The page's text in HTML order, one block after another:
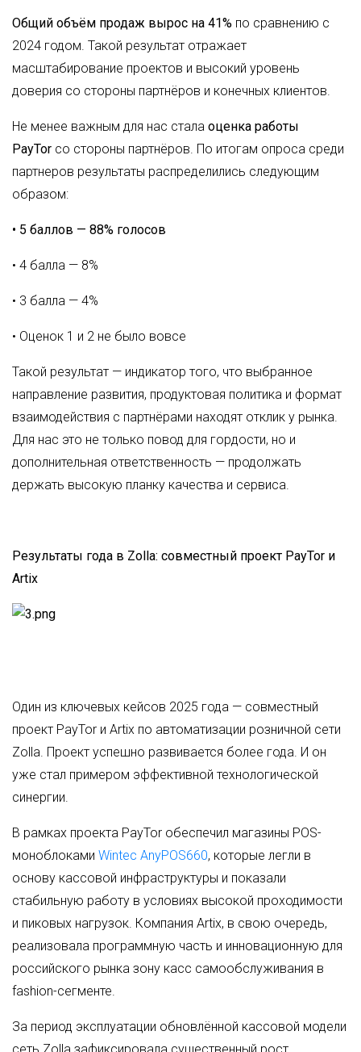
Общий объём продаж вырос на 41% по сравнению с
2024 годом. Такой результат отражает
масштабирование проектов и высокий уровень
доверия со стороны партнёров и конечных клиентов.
Не менее важным для нас стала оценка работы
PayTor со стороны партнёров. По итогам опроса среди
партнеров результаты распределились следующим
образом:
• 5 баллов — 88% голосов
• 4 балла — 8%
• 3 балла — 4%
• Оценок 1 и 2 не было вовсе
Такой результат — индикатор того, что выбранное
направление развития, продуктовая политика и формат
взаимодействия с партнёрами находят отклик у рынка.
Для нас это не только повод для гордости, но и
дополнительная ответственность — продолжать
держать высокую планку качества и сервиса.
Результаты года в Zolla: совместный проект PayTor и
Artix
Один из ключевых кейсов 2025 года — совместный
проект PayTor и Artix по автоматизации розничной сети
Zolla. Проект успешно развивается более года. И он
уже стал примером эффективной технологической
синергии.
В рамках проекта PayTor обеспечил магазины POS-
моноблоками Wintec AnyPOS660, которые легли в
основу кассовой инфраструктуры и показали
стабильную работу в условиях высокой проходимости
и пиковых нагрузок. Компания Artix, в свою очередь,
реализовала программную часть и инновационную для
российского рынка зону касс самообслуживания в
fashion-сегменте.
За период эксплуатации обновлённой кассовой модели